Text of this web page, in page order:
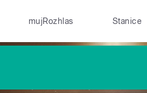
mujRozhlas Stanice